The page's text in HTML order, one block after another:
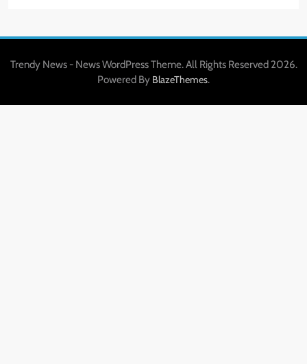
Trendy News - News WordPress Theme. All Rights Reserved 2026.
Powered By BlazeThemes.